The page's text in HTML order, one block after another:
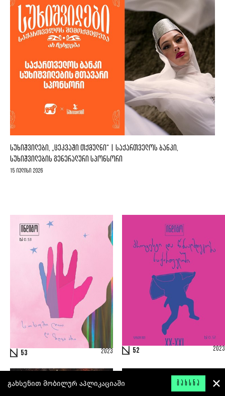
გახსენით მობილურ აპლიკაციაში ᲒᲐᲮᲡᲜᲐ
ᲡᲣᲮᲘᲨᲕᲘᲚᲔᲑᲘ, „ᲪᲔᲙᲕᲐᲨᲘ ᲗᲥᲛᲣᲚᲜᲘ“ | ᲡᲐᲥᲐᲠᲗᲕᲔᲚᲝᲡ ᲑᲐᲜᲙᲘ,
ᲡᲣᲮᲘᲨᲕᲘᲚᲔᲑᲘᲡ ᲒᲔᲜᲔᲠᲐᲚᲣᲠᲘ ᲡᲞᲝᲜᲡᲝᲠᲘ
15 ივლისი 2026
53 2023 52 2023